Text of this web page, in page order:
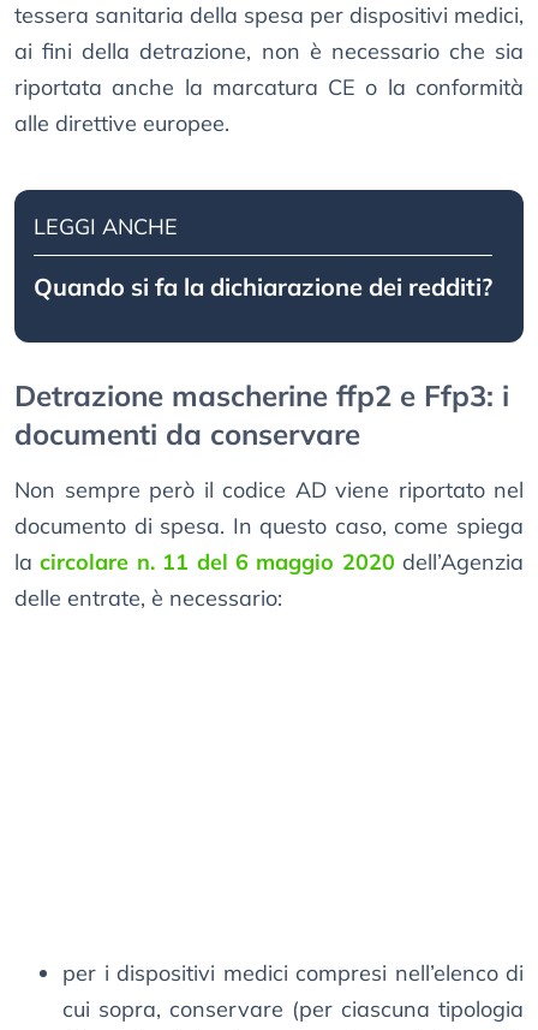
tessera sanitaria della spesa per dispositivi medici,
ai fini della detrazione, non è necessario che sia
riportata anche la marcatura CE o la conformità
alle direttive europee.
LEGGI ANCHE
Quando si fa la dichiarazione dei redditi?
Detrazione mascherine ffp2 e Ffp3: i
documenti da conservare
Non sempre però il codice AD viene riportato nel
documento di spesa. In questo caso, come spiega
lacircolare n. 11 del 6 maggio 2020 dell’Agenzia
delle entrate, è necessario:
per i dispositivi medici compresi nell’elenco di
cui sopra, conservare (per ciascuna tipologia